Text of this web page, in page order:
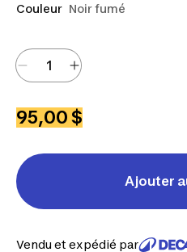
Couleur Noir fumé
95,00 $
Ajouter
Vendu et expédié par